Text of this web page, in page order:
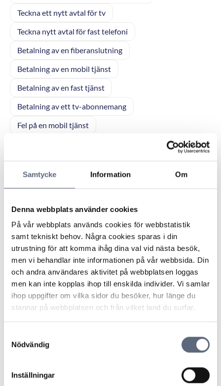
Samtycke Information Om
Denna webbplats använder cookies
På vår webbplats används cookies för webbstatistik
samt tekniskt behov. Några cookies sparas i din
utrustning för att komma ihåg dina val vid nästa besök,
men vi behandlar inte informationen på vår webbsida. Din
och andra användares aktivitet på webbplatsen loggas
men kan inte kopplas ihop till enskilda individer. Vi samlar
ihop uppgifter om vilka sidor du besöker, hur länge du
stannar på webbplatsen och från vilket land du surfar.
Nödvändig
Inställningar
Teckna ett nytt avtal för tv
Teckna nytt avtal för fast telefoni
Betalning av en fiberanslutning
Betalning av en mobil tjänst
Betalning av en fast tjänst
Betalning av ett tv-abonnemang
Fel på en mobil tjänst
Fel eller störningar på ditt tv-abonnemang
Fel eller avbrott på fiberkabel
ARN 2008-1488 - Missvisande information
om rabatt på webbplats
ARN 2008-0733 - Bindningstid inte oskälig
när tjänsten inte kan nyttjas
ARN 2008-0405 - Trasig mobil, rätt att häva
reklamation av fel på räkning